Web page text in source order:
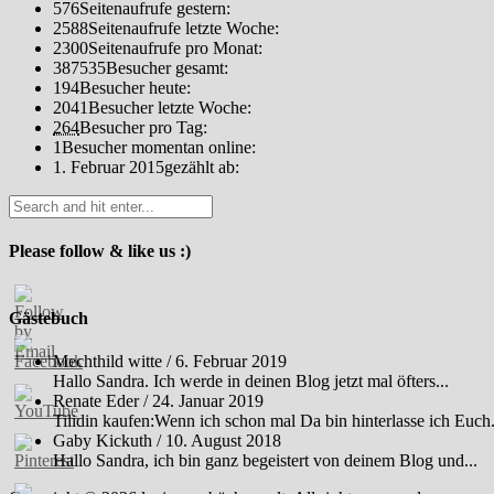
576Seitenaufrufe gestern:
2588Seitenaufrufe letzte Woche:
2300Seitenaufrufe pro Monat:
387535Besucher gesamt:
194Besucher heute:
2041Besucher letzte Woche:
264Besucher pro Tag:
1Besucher momentan online:
1. Februar 2015gezählt ab:
Please follow & like us :)
Gästebuch
Mechthild witte /6. Februar 2019
Hallo Sandra. Ich werde in deinen Blog jetzt mal öfters...
Renate Eder/ 24. Januar 2019
Tilidin kaufen:Wenn ich schon mal Da bin hinterlasse ich
Gaby Kickuth / 10. August 2018
Hallo Sandra, ich bin ganz begeistert von deinem Blog und...